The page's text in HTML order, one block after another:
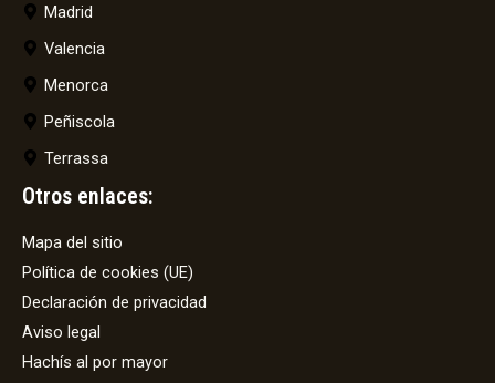
Madrid
Valencia
Menorca
Peñiscola
Terrassa
Otros enlaces:
Mapa del sitio
Política de cookies (UE)
Declaración de privacidad
Aviso legal
Hachís al por mayor